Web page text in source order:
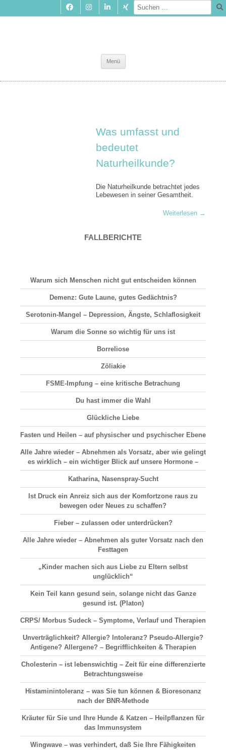
Menü
springen
Was umfasst und
bedeutet
Naturheilkunde?
Die Naturheilkunde betrachtet jedes
Lebewesen in seiner Gesamtheit.
Weiterlesen →
FALLBERICHTE
Warum sich Menschen nicht gut entscheiden können
Demenz: Gute Laune, gutes Gedächtnis?
Serotonin-Mangel – Depression, Ängste, Schlaflosigkeit
Warum die Sonne so wichtig für uns ist
Borreliose
Zöliakie
FSME-Impfung – eine kritische Betrachung
Du hast immer die Wahl
Glückliche Liebe
Fasten und Heilen – auf physischer und psychischer Ebene
Alle Jahre wieder – Abnehmen als Vorsatz, aber wie gelingt
es wirklich – ein wichtiger Blick auf unsere Hormone –
Katharina, Nasenspray-Sucht
Ist Druck ein Anreiz sich aus der Komfortzone raus zu
bewegen oder Neues zu schaffen?
Fieber – zulassen oder unterdrücken?
Alle Jahre wieder – Abnehmen als guter Vorsatz nach den
Festtagen
„Kinder machen sich aus Liebe zu Eltern selbst
unglücklich“
Kein Teil kann gesund sein, solange nicht das Ganze
gesund ist. (Platon)
CRPS/ Morbus Sudeck – Symptome, Verlauf und Therapien
Unverträglichkeit? Allergie? Intoleranz? Pseudo-Allergie?
Antigene? Allergene? – Begrifflichkeiten & Therapien
Cholesterin – ist lebenswichtig – Zeit für eine differenzierte
Betrachtungsweise
Histaminintoleranz – was Sie tun können & Bioresonanz
nach der BNR-Methode
Kräuter für Sie und Ihre Hunde & Katzen – Heilpflanzen für
das Immunsystem
Wingwave – was verhindert, daß Sie Ihre Fähigkeiten